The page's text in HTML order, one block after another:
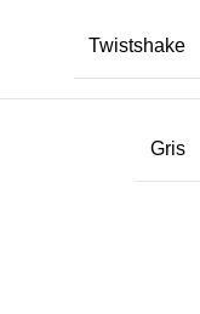
Twistshake
Gris